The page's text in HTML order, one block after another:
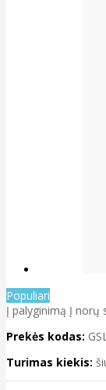
Populiari
Į palyginimą Į norų
Prekės kodas:
Turimas kiekis: